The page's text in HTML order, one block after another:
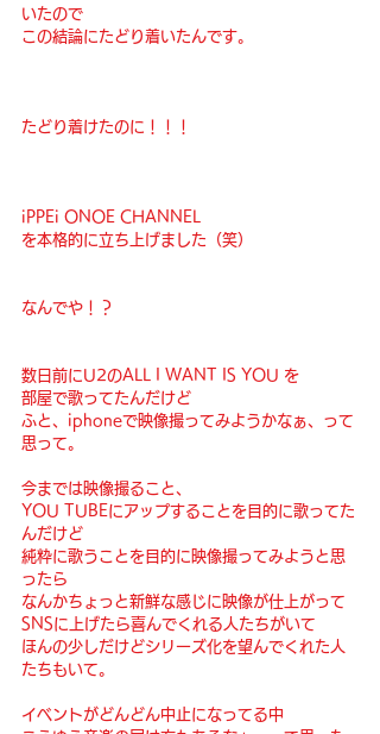
いたので
この結論にたどり着いたんです。
たどり着けたのに！！！
iPPEi ONOE CHANNEL
を本格的に立ち上げました（笑）
なんでや！？
数日前にU2のALL I WANT IS YOU を
部屋で歌ってたんだけど
ふと、iphoneで映像撮ってみようかなぁ、って
思って。
今までは映像撮ること、
YOU TUBEにアップすることを目的に歌ってた
んだけど
純粋に歌うことを目的に映像撮ってみようと思
ったら
なんかちょっと新鮮な感じに映像が仕上がって
SNSに上げたら喜んでくれる人たちがいて
ほんの少しだけどシリーズ化を望んでくれた人
たちもいて。
イベントがどんどん中止になってる中